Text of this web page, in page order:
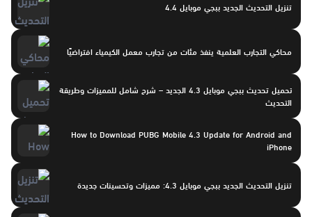
تنزيل التحديث الجديد ببجي موبايل 4.4
محاكي التجارب العلمية ينفذ مئات من تجارب معمل الكيمياء افتراضيًا
تحميل تحديث ببجي موبايل 4.3 الجديد – شرح شامل للمميزات وطريقة
التحديث
How to Download PUBG Mobile 4.3 Update for Android and
iPhone
تنزيل التحديث الجديد ببجي موبايل 4.3: مميزات وتحسينات جديدة